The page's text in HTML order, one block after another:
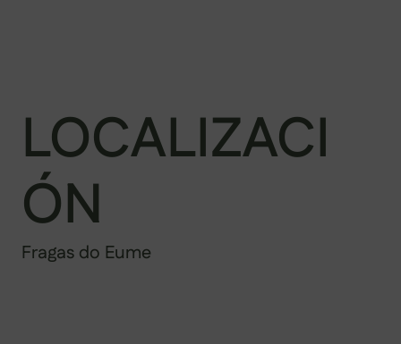
LOCALIZACI
ÓN
Fragas do Eume